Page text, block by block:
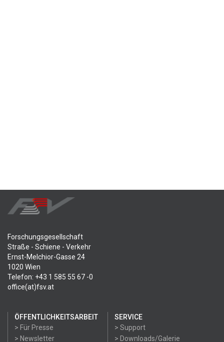
Forschungsgesellschaft
Straße - Schiene - Verkehr
Ernst-Melchior-Gasse 24
1020 Wien
Telefon: +43 1 585 55 67 -0
office(at)fsv.at
ÖFFENTLICHKEITSARBEIT
> Für Presse
> Newsletter
SERVICE
> Support
> Downloads/Galerie